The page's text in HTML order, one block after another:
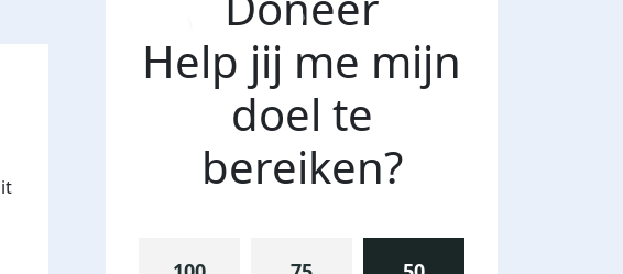
Help jij me mijn
doel te
bereiken?